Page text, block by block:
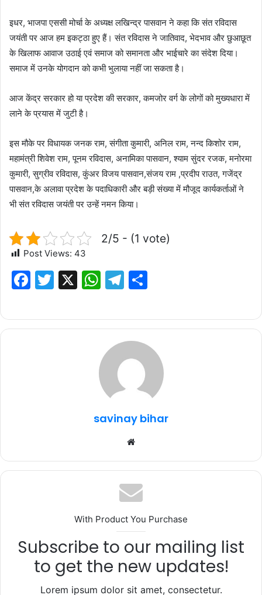
‎इधर, भाजपा एससी मोर्चा के अध्यक्ष लखिन्द्र पासवान ने कहा कि संत रविदास
जयंती पर आज हम इकट्ठा हुए हैं। संत रविदास ने जातिवाद, भेदभाव और छुआछूत
के खिलाफ आवाज उठाई एवं समाज को समानता और भाईचारे का संदेश दिया।
समाज में उनके योगदान को कभी भुलाया नहीं जा सकता है।
‎आज केंद्र सरकार हो या प्रदेश की सरकार, कमजोर वर्ग के लोगों को मुख्यधारा में
लाने के प्रयास में जुटी है।
‎इस मौके पर विधायक जनक राम, संगीता कुमारी, अनिल राम, नन्द किशोर राम,
महामंत्री शिवेश राम, पूनम रविदास, अनामिका पासवान, श्याम सुंदर रजक, मनोरमा
कुमारी, सुग्रीव रविदास, कुंअर विजय पासवान,संजय राम ,प्रदीप राउत, गजेंद्र
पासवान,के अलावा प्रदेश के पदाधिकारी और बड़ी संख्या में मौजूद कार्यकर्ताओं ने
भी संत रविदास जयंती पर उन्हें नमन किया।
2/5 - (1 vote)
Post Views: 43
F
c
e
T
it
te
X
W
at
s
A
p
T
e
g
ra
ar
e
savinay bihar
With Product You Purchase
Subscribe to our mailing list
to get the new updates!
Lorem ipsum dolor sit amet, consectetur.